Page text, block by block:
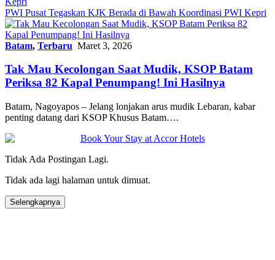
PWI Pusat Tegaskan KJK Berada di Bawah Koordinasi PWI Kepri
Batam, Terbaru Maret 3, 2026
Tak Mau Kecolongan Saat Mudik, KSOP Batam
Periksa 82 Kapal Penumpang! Ini Hasilnya
Batam, Nagoyapos – Jelang lonjakan arus mudik Lebaran, kabar
penting datang dari KSOP Khusus Batam….
Tidak Ada Postingan Lagi.
Tidak ada lagi halaman untuk dimuat.
Selengkapnya